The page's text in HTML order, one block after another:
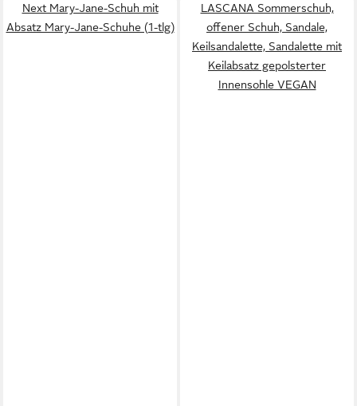
Next Mary-Jane-Schuh mit
Absatz Mary-Jane-Schuhe (1-tlg)
LASCANA Sommerschuh,
offener Schuh, Sandale,
Keilsandalette, Sandalette mit
Keilabsatz gepolsterter
Innensohle VEGAN